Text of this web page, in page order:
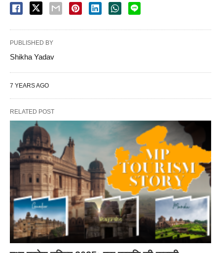
PUBLISHED BY
Shikha Yadav
7 YEARS AGO
RELATED POST